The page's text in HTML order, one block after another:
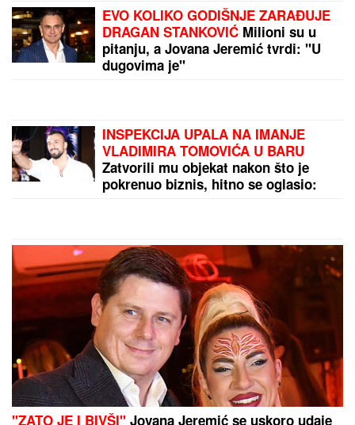
NOVIDETALjI JEZIVOG UBISTVA NA NOVOM
BEOGRADU: Komšije progovorile, trvde da je ovo
pozadina cele priče (FOTO/VIDEO)
by Aklamator
PREPORUKA ZA VAS